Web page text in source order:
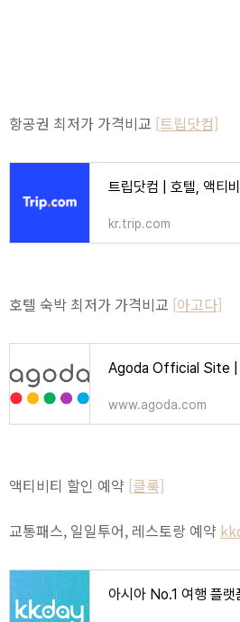
항공권 최저가 가격비교 [트립닷컴]
kr.trip.com
호텔 숙박 최저가 가격비교 [아고다]
www.agoda.com
액티비티 할인 예약 [클룩]
교통패스, 일일투어, 레스토랑 예약
아시아 No.1 여행 플랫